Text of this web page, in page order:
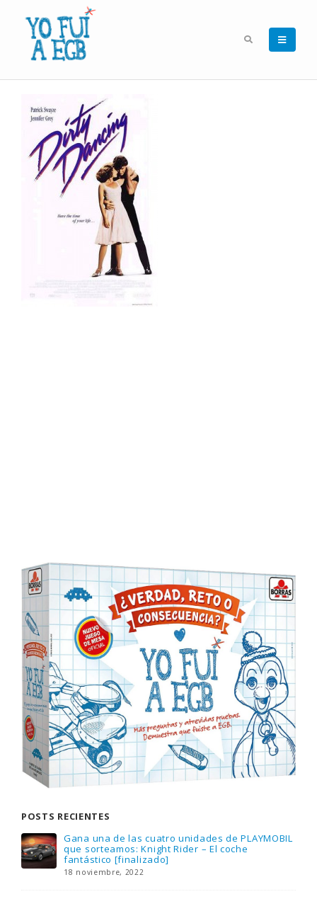
POSTS RECIENTES
Gana una de las cuatro unidades de PLAYMOBIL
que sorteamos: Knight Rider – El coche
fantástico [finalizado]
18 noviembre, 2022